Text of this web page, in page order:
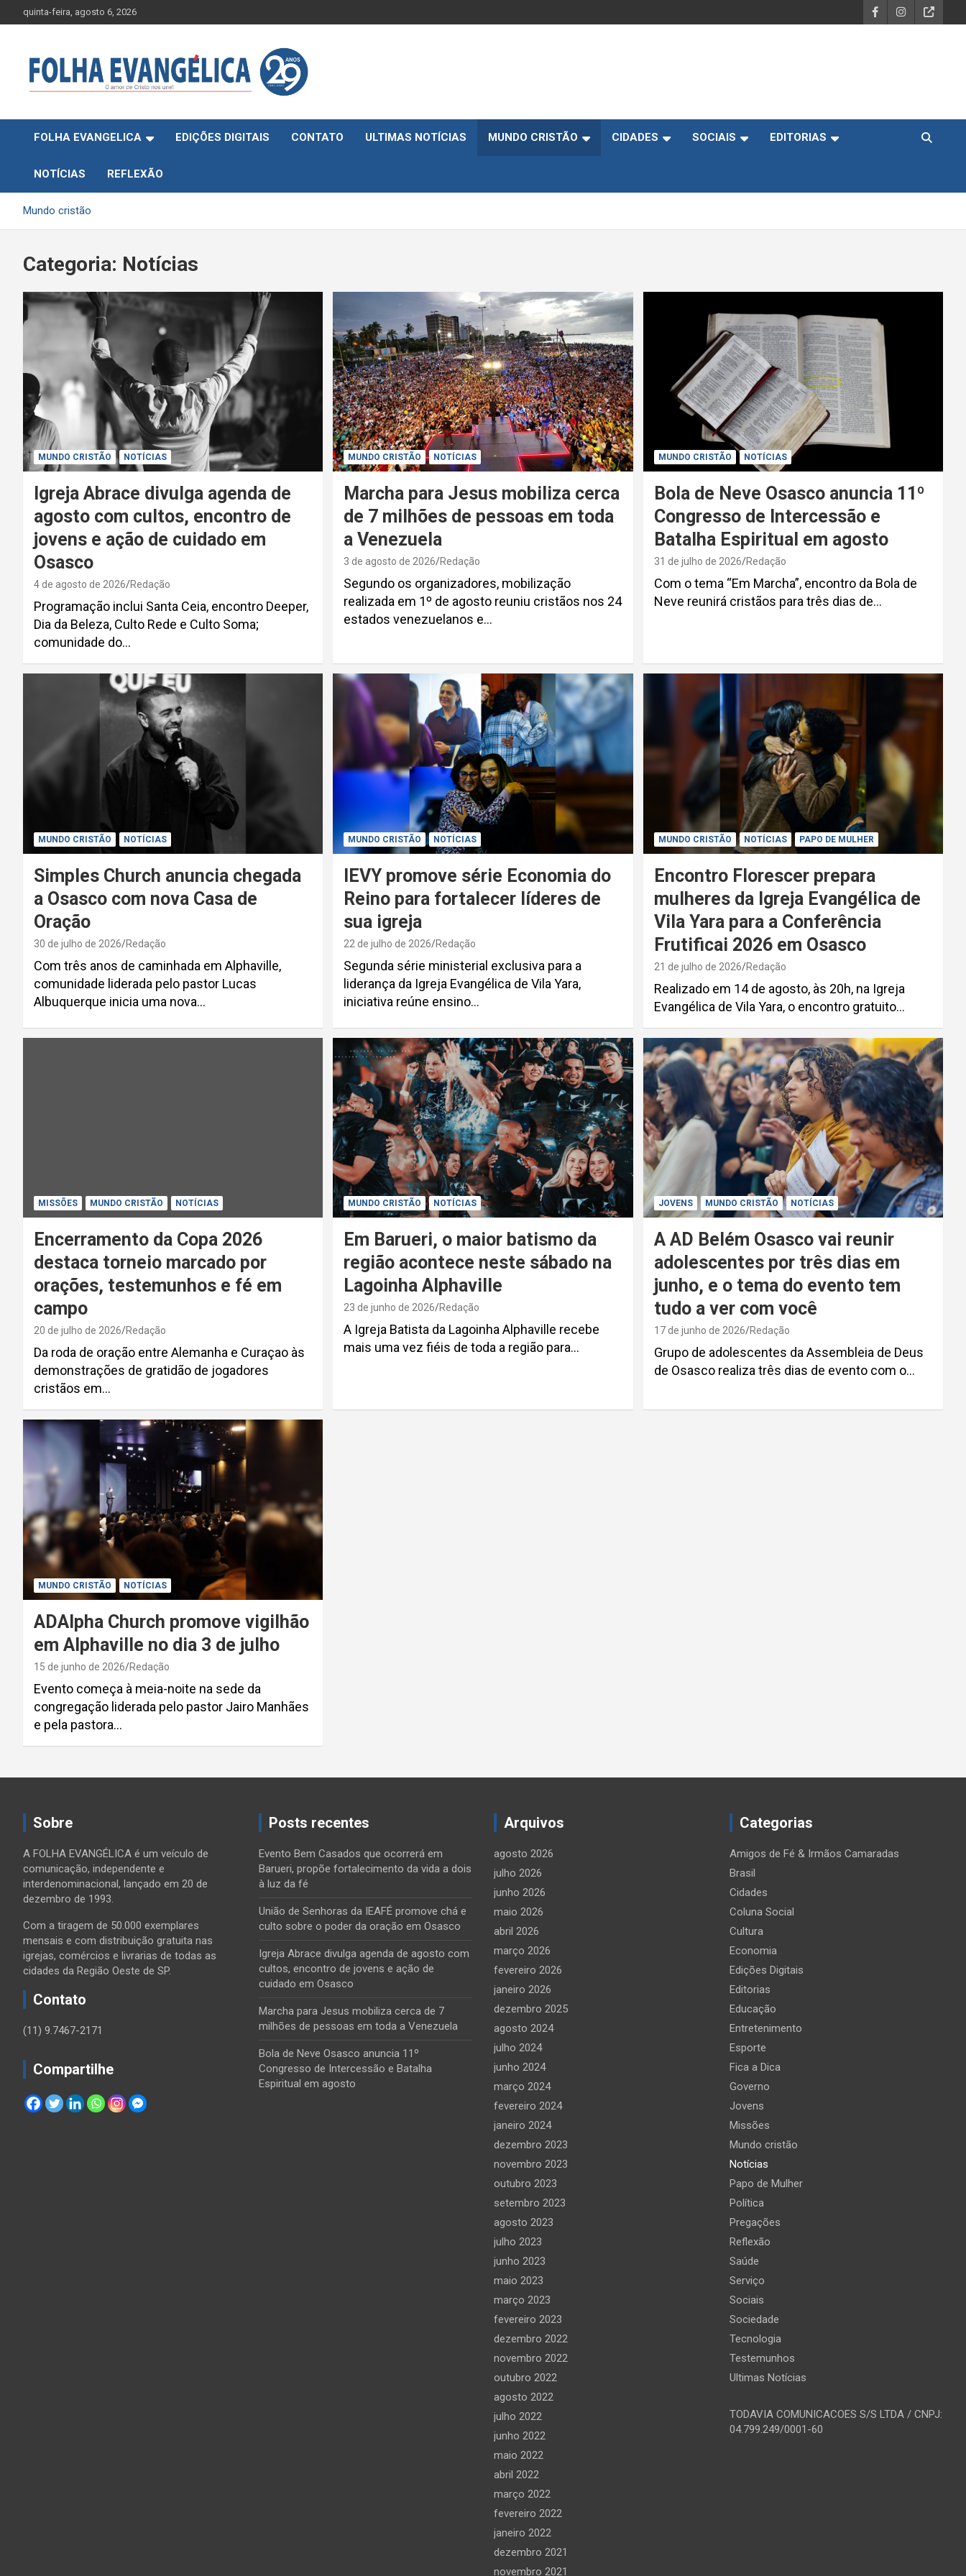
to
quinta-feira, agosto 6, 2026
FOLHA EVANGELICA EDIÇÕES DIGITAIS CONTATO ULTIMAS NOTÍCIAS MUNDO CRISTÃO CIDADES SOCIAIS EDITORIAS
NOTÍCIAS REFLEXÃO
Mundo cristão
Categoria: Notícias
MUNDO CRISTÃO NOTÍCIAS
Igreja Abrace divulga agenda de
agosto com cultos, encontro de
jovens e ação de cuidado em
Osasco
4 de agosto de 2026 Redação
Programação inclui Santa Ceia, encontro Deeper,
Dia da Beleza, Culto Rede e Culto Soma;
comunidade do…
MUNDO CRISTÃO NOTÍCIAS
Marcha para Jesus mobiliza cerca
de 7 milhões de pessoas em toda
a Venezuela
3 de agosto de 2026 Redação
Segundo os organizadores, mobilização
realizada em 1º de agosto reuniu cristãos nos 24
estados venezuelanos e…
MUNDO CRISTÃO NOTÍCIAS
Bola de Neve Osasco anuncia 11º
Congresso de Intercessão e
Batalha Espiritual em agosto
31 de julho de 2026 Redação
Com o tema “Em Marcha”, encontro da Bola de
Neve reunirá cristãos para três dias de…
MUNDO CRISTÃO NOTÍCIAS
Simples Church anuncia chegada
a Osasco com nova Casa de
Oração
30 de julho de 2026 Redação
Com três anos de caminhada em Alphaville,
comunidade liderada pelo pastor Lucas
Albuquerque inicia uma nova…
MUNDO CRISTÃO NOTÍCIAS
IEVY promove série Economia do
Reino para fortalecer líderes de
sua igreja
22 de julho de 2026 Redação
Segunda série ministerial exclusiva para a
liderança da Igreja Evangélica de Vila Yara,
iniciativa reúne ensino…
MUNDO CRISTÃO NOTÍCIAS PAPO DE MULHER
Encontro Florescer prepara
mulheres da Igreja Evangélica de
Vila Yara para a Conferência
Frutificai 2026 em Osasco
21 de julho de 2026 Redação
Realizado em 14 de agosto, às 20h, na Igreja
Evangélica de Vila Yara, o encontro gratuito…
MISSÕES MUNDO CRISTÃO NOTÍCIAS
Encerramento da Copa 2026
destaca torneio marcado por
orações, testemunhos e fé em
campo
20 de julho de 2026 Redação
Da roda de oração entre Alemanha e Curaçao às
demonstrações de gratidão de jogadores
cristãos em…
MUNDO CRISTÃO NOTÍCIAS
Em Barueri, o maior batismo da
região acontece neste sábado na
Lagoinha Alphaville
23 de junho de 2026 Redação
A Igreja Batista da Lagoinha Alphaville recebe
mais uma vez fiéis de toda a região para…
JOVENS MUNDO CRISTÃO NOTÍCIAS
A AD Belém Osasco vai reunir
adolescentes por três dias em
junho, e o tema do evento tem
tudo a ver com você
17 de junho de 2026 Redação
Grupo de adolescentes da Assembleia de Deus
de Osasco realiza três dias de evento com o…
MUNDO CRISTÃO NOTÍCIAS
ADAlpha Church promove vigilhão
em Alphaville no dia 3 de julho
15 de junho de 2026 Redação
Evento começa à meia-noite na sede da
congregação liderada pelo pastor Jairo Manhães
e pela pastora…
Paginação
de
posts
Sobre
A FOLHA EVANGÉLICA é um veículo de
comunicação, independente e
interdenominacional, lançado em 20 de
dezembro de 1993.
Com a tiragem de 50.000 exemplares
mensais e com distribuição gratuita nas
igrejas, comércios e livrarias de todas as
cidades da Região Oeste de SP.
Contato
(11) 9.7467-2171
Compartilhe
Posts recentes
Evento Bem Casados que ocorrerá em
Barueri, propõe fortalecimento da vida a dois
à luz da fé
União de Senhoras da IEAFÉ promove chá e
culto sobre o poder da oração em Osasco
Igreja Abrace divulga agenda de agosto com
cultos, encontro de jovens e ação de
cuidado em Osasco
Marcha para Jesus mobiliza cerca de 7
milhões de pessoas em toda a Venezuela
Bola de Neve Osasco anuncia 11º
Congresso de Intercessão e Batalha
Espiritual em agosto
Arquivos
agosto 2026
julho 2026
junho 2026
maio 2026
abril 2026
março 2026
fevereiro 2026
janeiro 2026
dezembro 2025
agosto 2024
julho 2024
junho 2024
março 2024
fevereiro 2024
janeiro 2024
dezembro 2023
novembro 2023
outubro 2023
setembro 2023
agosto 2023
julho 2023
junho 2023
maio 2023
março 2023
fevereiro 2023
dezembro 2022
novembro 2022
outubro 2022
agosto 2022
julho 2022
junho 2022
maio 2022
abril 2022
março 2022
fevereiro 2022
janeiro 2022
dezembro 2021
novembro 2021
Categorias
Amigos de Fé & Irmãos Camaradas
Brasil
Cidades
Coluna Social
Cultura
Economia
Edições Digitais
Editorias
Educação
Entretenimento
Esporte
Fica a Dica
Governo
Jovens
Missões
Mundo cristão
Notícias
Papo de Mulher
Política
Pregações
Reflexão
Saúde
Serviço
Sociais
Sociedade
Tecnologia
Testemunhos
Ultimas Notícias
TODAVIA COMUNICACOES S/S LTDA / CNPJ:
04.799.249/0001-60